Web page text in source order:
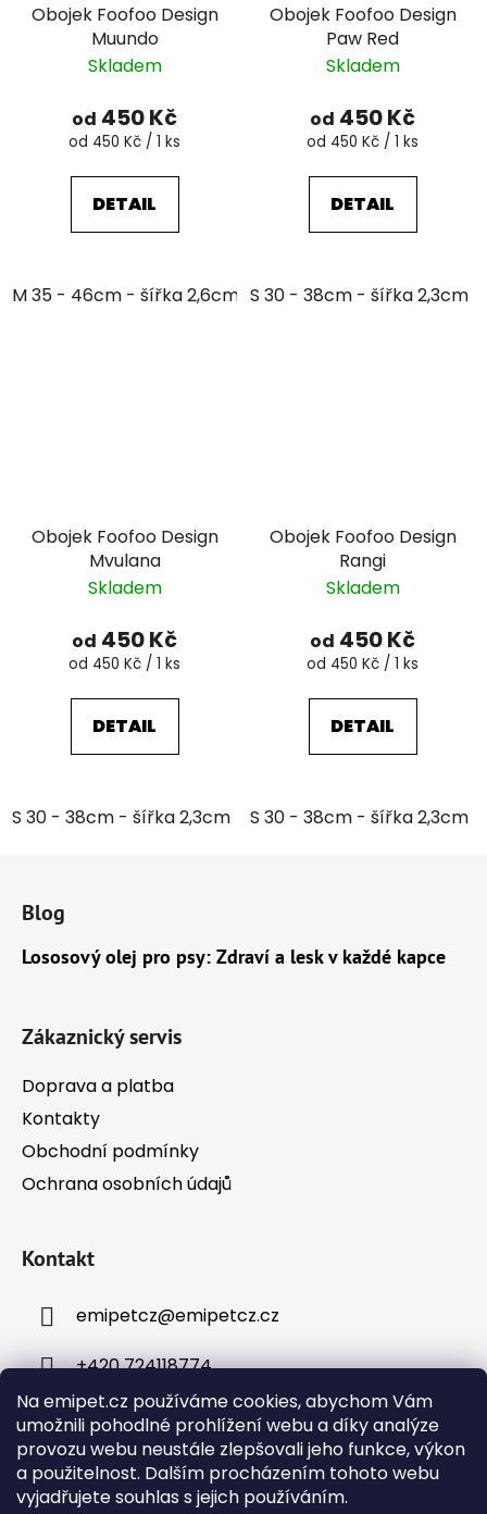
Na emipet.cz používáme cookies, abychom Vám
umožnili pohodlné prohlížení webu a díky analýze
provozu webu neustále zlepšovali jeho funkce, výkon
a použitelnost. Dalším procházením tohoto webu
vyjadřujete souhlas s jejich používáním.
Obojek Foofoo Design
Muundo
Skladem
od 450 Kč
Měrná
od 450 Kč / 1 ks
DETAIL
M 35 - 46cm - šířka 2,6cm
Obojek Foofoo Design
Paw Red
Skladem
od 450 Kč
Měrná
od 450 Kč / 1 ks
DETAIL
S 30 - 38cm - šířka 2,3cm
Obojek Foofoo Design
Mvulana
Skladem
od 450 Kč
Měrná
od 450 Kč / 1 ks
DETAIL
S 30 - 38cm - šířka 2,3cm M 35 - 46cm - šířka 2,6cm
Obojek Foofoo Design
Rangi
Skladem
od 450 Kč
Měrná
od 450 Kč / 1 ks
DETAIL
S 30 - 38cm - šířka 2,3cm
Blog
Lososový olej pro psy: Zdraví a lesk v každé kapce
Zákaznický servis
Doprava a platba
Kontakty
Obchodní podmínky
Ochrana osobních údajů
Kontakt
emipetcz@emipetcz.cz
+420 724118774